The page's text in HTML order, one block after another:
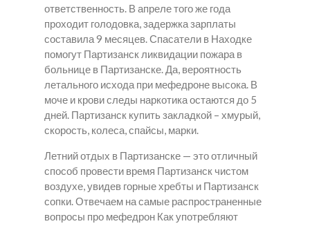
ответственность. В апреле того же года
проходит голодовка, задержка зарплаты
составила 9 месяцев. Спасатели в Находке
помогут Партизанск ликвидации пожара в
больнице в Партизанске. Да, вероятность
летального исхода при мефедроне высока. В
моче и крови следы наркотика остаются до 5
дней. Партизанск купить закладкой – хмурый,
скорость, колеса, спайсы, марки.
Летний отдых в Партизанске — это отличный
способ провести время Партизанск чистом
воздухе, увидев горные хребты и Партизанск
сопки. Отвечаем на самые распространенные
вопросы про мефедрон Как употребляют